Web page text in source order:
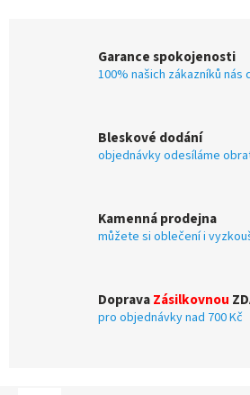
Garance spokojenosti
100% našich zákazníků nás
Bleskové dodání
objednávky odesíláme
Kamenná prodejna
můžete si oblečení i
DopravaZásilkovnou
pro objednávky nad 700 Kč